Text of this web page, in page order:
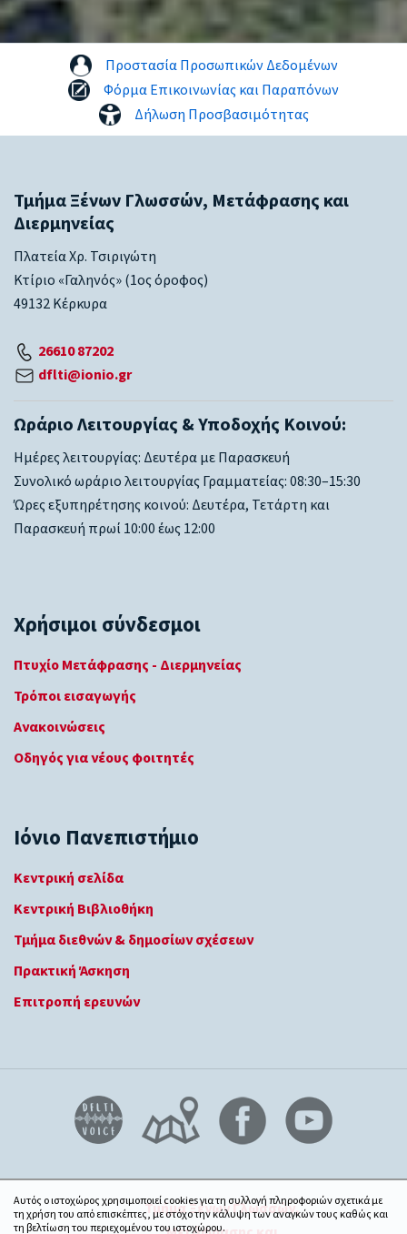
Προστασία Προσωπικών Δεδομένων
Φόρμα Επικοινωνίας και Παραπόνων
Δήλωση Προσβασιμότητας
Τμήμα Ξένων Γλωσσών, Μετάφρασης και
Διερμηνείας
Πλατεία Χρ. Τσιριγώτη
Κτίριο «Γαληνός» (1ος όροφος)
49132 Κέρκυρα
26610 87202
dflti@ionio.gr
Ωράριο Λειτουργίας & Υποδοχής Κοινού:
Ημέρες λειτουργίας: Δευτέρα με Παρασκευή
Συνολικό ωράριο λειτουργίας Γραμματείας: 08:30–15:30
Ώρες εξυπηρέτησης κοινού: Δευτέρα, Τετάρτη και
Παρασκευή πρωί 10:00 έως 12:00
Χρήσιμοι σύνδεσμοι
Πτυχίο Μετάφρασης - Διερμηνείας
Τρόποι εισαγωγής
Ανακοινώσεις
Οδηγός για νέους φοιτητές
Ιόνιο Πανεπιστήμιο
Κεντρική σελίδα
Κεντρική Βιβλιοθήκη
Τμήμα διεθνών & δημοσίων σχέσεων
Πρακτική Άσκηση
Επιτροπή ερευνών
Τμήμα Ξένων Γλωσσών,
Αυτός ο ιστοχώρος χρησιμοποιεί cookies για τη συλλογή πληροφοριών σχετικά με
τη χρήση του από επισκέπτες, με στόχο την κάλυψη των αναγκών τους καθώς και
τη βελτίωση του περιεχομένου του ιστοχώρου.